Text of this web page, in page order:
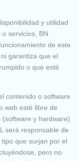
y utilidad
servicios, BN
de este
garantiza que el
o que esté
contenido o software
web esté libre de
y hardware)
será responsable de
que surjan por el
pero no